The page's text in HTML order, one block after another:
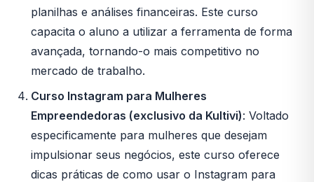
planilhas e análises financeiras. Este curso
capacita o aluno a utilizar a ferramenta de forma
avançada, tornando-o mais competitivo no
mercado de trabalho.
Curso Instagram para Mulheres
Empreendedoras (exclusivo da Kultivi): Voltado
especificamente para mulheres que desejam
impulsionar seus negócios, este curso oferece
dicas práticas de como usar o Instagram para